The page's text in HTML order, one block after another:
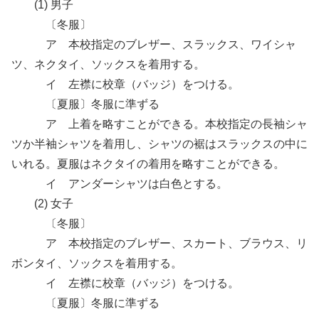
(1) 男子
〔冬服〕
ア 本校指定のブレザー、スラックス、ワイシャ
ツ、ネクタイ、ソックスを着用する。
イ 左襟に校章（バッジ）をつける。
〔夏服〕冬服に準ずる
ア 上着を略すことができる。本校指定の長袖シャ
ツか半袖シャツを着用し、シャツの裾はスラックスの中に
いれる。夏服はネクタイの着用を略すことができる。
イ アンダーシャツは白色とする。
(2) 女子
〔冬服〕
ア 本校指定のブレザー、スカート、ブラウス、リ
ボンタイ、ソックスを着用する。
イ 左襟に校章（バッジ）をつける。
〔夏服〕冬服に準ずる